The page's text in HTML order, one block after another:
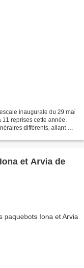
inaugurale du 29 mai
reprises cette année.
différents, allant de
et Arvia de